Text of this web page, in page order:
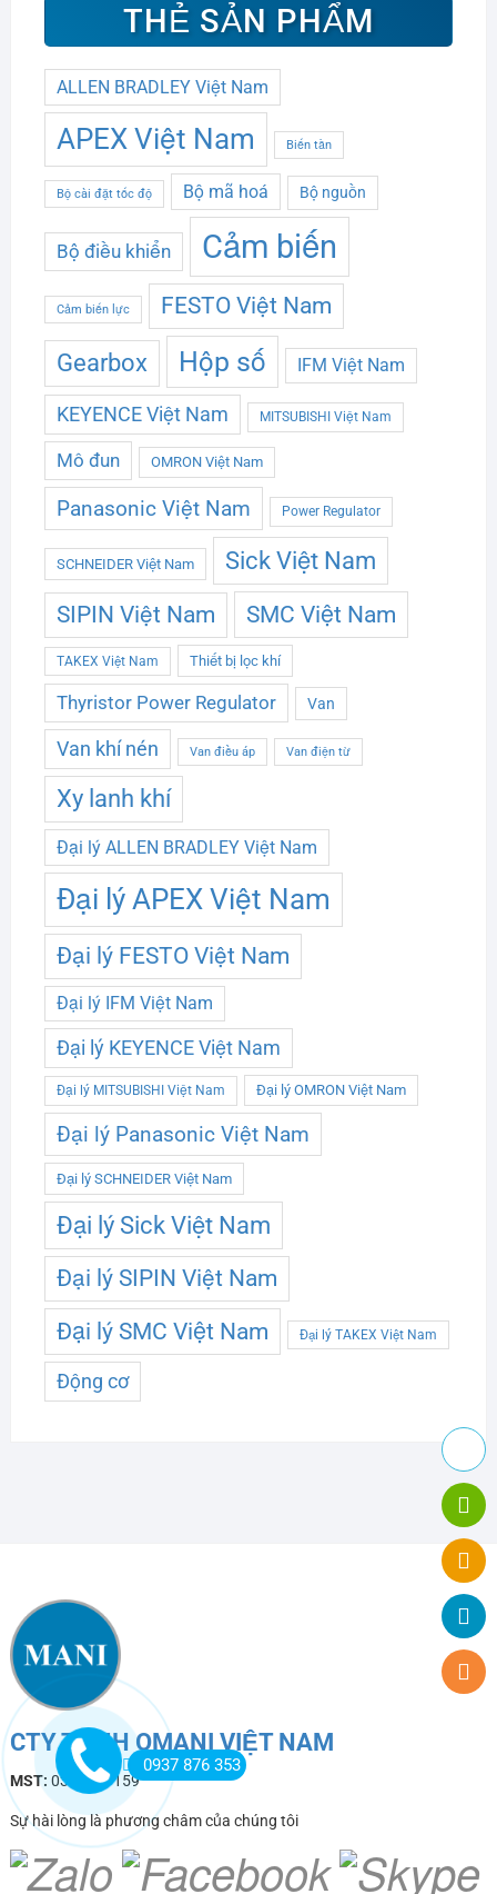
THẺ SẢN PHẨM
ALLEN BRADLEY Việt Nam
APEX Việt Nam Biến tần
Bộ cài đặt tốc độ Bộ mã hoá Bộ nguồn
Bộ điều khiển Cảm biến
Cảm biến lực FESTO Việt Nam
Gearbox Hộp số IFM Việt Nam
KEYENCE Việt Nam MITSUBISHI Việt Nam
Mô đun OMRON Việt Nam
Panasonic Việt Nam Power Regulator
SCHNEIDER Việt Nam Sick Việt Nam
SIPIN Việt Nam SMC Việt Nam
TAKEX Việt Nam Thiết bị lọc khí
Thyristor Power Regulator Van
Van khí nén Van điều áp Van điện từ
Xy lanh khí
Đại lý ALLEN BRADLEY Việt Nam
Đại lý APEX Việt Nam
Đại lý FESTO Việt Nam
Đại lý IFM Việt Nam
Đại lý KEYENCE Việt Nam
Đại lý MITSUBISHI Việt Nam Đại lý OMRON Việt Nam
Đại lý Panasonic Việt Nam
Đại lý SCHNEIDER Việt Nam
Đại lý Sick Việt Nam
Đại lý SIPIN Việt Nam
Đại lý SMC Việt Nam Đại lý TAKEX Việt Nam
Động cơ
CTY TNHH OMANI VIỆT NAM
MST: 0318491159
Sự hài lòng là phương châm của chúng tôi
0937 876 353